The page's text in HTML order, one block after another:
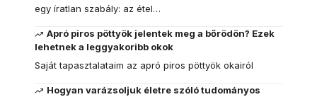
egy íratlan szabály: az étel…
Apró piros pöttyök jelentek meg a bőrödön? Ezek
lehetnek a leggyakoribb okok
Saját tapasztalataim az apró piros pöttyök okairól
Hogyan varázsoljuk életre szóló tudományos